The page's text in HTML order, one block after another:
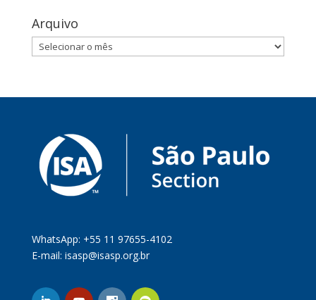
Arquivo
Arquivo
WhatsApp: +55 11 97655-4102
E-mail: isasp@isasp.org.br